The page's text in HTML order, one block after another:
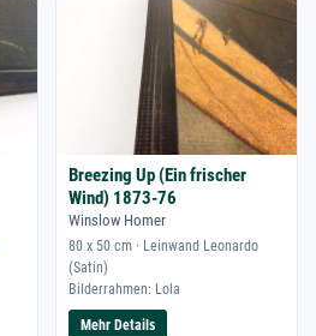
Breezing Up (Ein frischer
Wind) 1873-76
Winslow Homer
80 x 50 cm · Leinwand Leonardo
(Satin)
Bilderrahmen: Lola
Mehr Details